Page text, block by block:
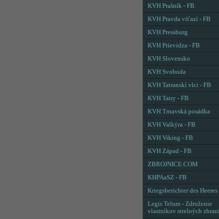
KVH Prašník - FB
KVH Pravda víťazí - FB
KVH Pressburg
KVH Prievidza - FB
KVH Slovensko
KVH Svoboda
KVH Tatranskí vlci - FB
KVH Tatry - FB
KVH Trnavská posádka
KVH Valkýra - FB
KVH Viking - FB
KVH Západ - FB
ZBROJNICE.COM
KHPAaSZ - FB
Kriegsberichter des Heeres
Legis Telum - Združenie
vlastníkov strelných